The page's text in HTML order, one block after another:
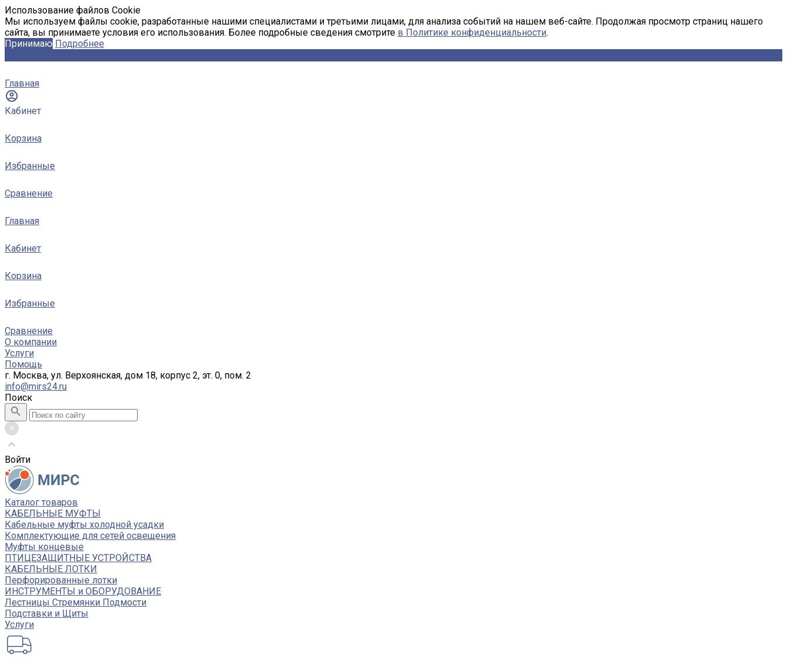
Использование файлов Cookie
Мы используем файлы cookie, разработанные нашими специалистами и третьими лицами, для анализа событий на нашем веб-сайте. Продолжая просмотр страниц нашего
сайта, вы принимаете условия его использования. Более подробные сведения смотрите в Политике конфиденциальности.
Принимаю Подробнее
Главная
Кабинет
Корзина
Избранные
Сравнение
Главная
Кабинет
Корзина
Избранные
Сравнение
О компании
Услуги
Помощь
г. Москва, ул. Верхоянская, дом 18, корпус 2, эт. 0, пом. 2
info@mirs24.ru
Поиск
Войти
Каталог товаров
КАБЕЛЬНЫЕ МУФТЫ
Кабельные муфты холодной усадки
Комплектующие для сетей освещения
Муфты концевые
ПТИЦЕЗАЩИТНЫЕ УСТРОЙСТВА
КАБЕЛЬНЫЕ ЛОТКИ
Перфорированные лотки
ИНСТРУМЕНТЫ и ОБОРУДОВАНИЕ
Лестницы Стремянки Подмости
Подставки и Щиты
Услуги